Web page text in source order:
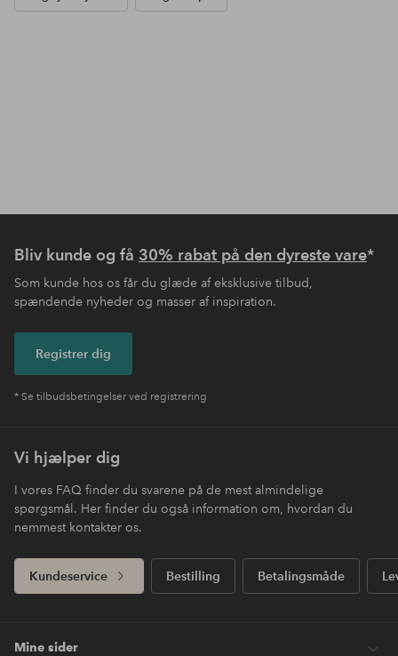
Bliv kunde og få 30% rabat på den dyreste vare*
Som kunde hos os får du glæde af eksklusive tilbud,
spændende nyheder og masser af inspiration.
Registrer dig
* Se tilbudsbetingelser ved registrering
Vi hjælper dig
I vores FAQ finder du svarene på de mest almindelige
spørgsmål. Her finder du også information om, hvordan du
nemmest kontakter os.
Kundeservice Bestilling Betalingsmåde
Mine sider